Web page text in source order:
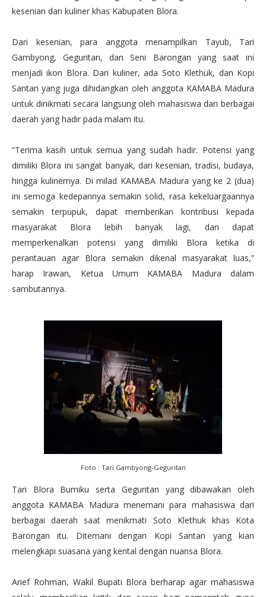
kesenian dan kuliner khas Kabupaten Blora.
Dari kesenian, para anggota menampilkan Tayub, Tari
Gambyong, Geguritan, dan Seni Barongan yang saat ini
menjadi ikon Blora. Dari kuliner, ada Soto Klethuk, dan Kopi
Santan yang juga dihidangkan oleh anggota KAMABA Madura
untuk dinikmati secara langsung oleh mahasiswa dari berbagai
daerah yang hadir pada malam itu.
“Terima kasih untuk semua yang sudah hadir. Potensi yang
dimiliki Blora ini sangat banyak, dari kesenian, tradisi, budaya,
hingga kulinernya. Di milad KAMABA Madura yang ke 2 (dua)
ini semoga kedepannya semakin solid, rasa kekeluargaannya
semakin terpupuk, dapat memberikan kontribusi kepada
masyarakat Blora lebih banyak lagi, dan dapat
memperkenalkan potensi yang dimiliki Blora ketika di
perantauan agar Blora semakin dikenal masyarakat luas,”
harap Irawan, Ketua Umum KAMABA Madura dalam
sambutannya.
Foto : Tari Gambyong-Geguritan
Tari Blora Bumiku serta Geguritan yang dibawakan oleh
anggota KAMABA Madura menemani para mahasiswa dari
berbagai daerah saat menikmati Soto Klethuk khas Kota
Barongan itu. Ditemani dengan Kopi Santan yang kian
melengkapi suasana yang kental dengan nuansa Blora.
Arief Rohman, Wakil Bupati Blora berharap agar mahasiswa